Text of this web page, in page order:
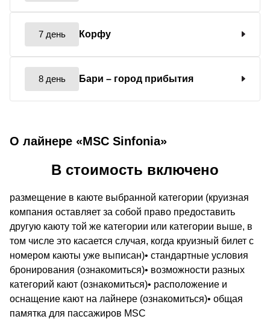
7 день Корфу
8 день Бари – город прибытия
О лайнере «MSC Sinfonia»
В стоимость включено
размещение в каюте выбранной категории (круизная
компания оставляет за собой право предоставить
другую каюту той же категории или категории выше, в
том числе это касается случая, когда круизный билет с
номером каюты уже выписан)• стандартные условия
бронирования (ознакомиться)• возможности разных
категорий кают (ознакомиться)• расположение и
оснащение кают на лайнере (ознакомиться)• общая
памятка для пассажиров MSC